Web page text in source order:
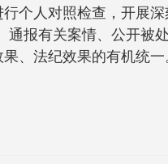
个人对照检查，开展
报有关案情、公开被
、法纪效果的有机统一